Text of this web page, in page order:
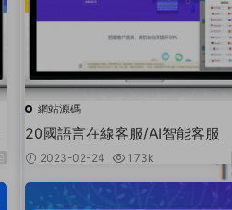
網站源碼
20國語言在線客服/AI智能客服
2023-02-24 1.73k